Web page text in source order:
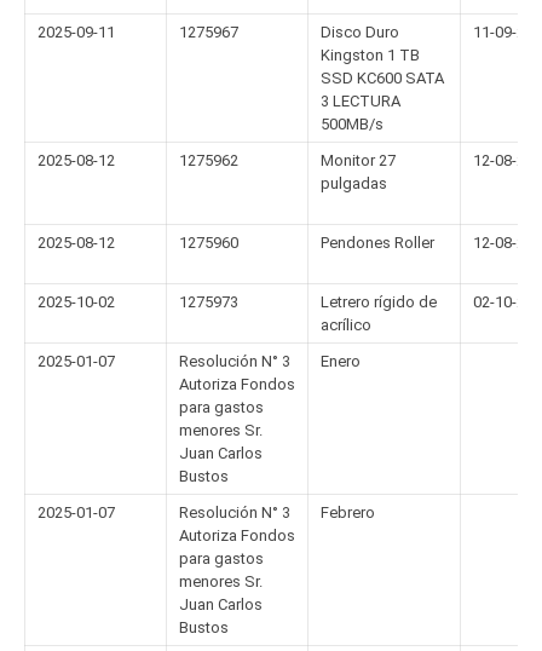
2025-09-11 1275967
Disco Duro
Kingston 1 TB
SSD KC600 SATA
3 LECTURA
500MB/s
11-09-
2025-08-12 1275962
Monitor 27
pulgadas
12-08-
2025-08-12 1275960 Pendones Roller 12-08-
2025-10-02 1275973
Letrero rígido de
acrílico
02-10-
2025-01-07
Resolución N° 3
Autoriza Fondos
para gastos
menores Sr.
Juan Carlos
Bustos
Enero
2025-01-07
Resolución N° 3
Autoriza Fondos
para gastos
menores Sr.
Juan Carlos
Bustos
Febrero